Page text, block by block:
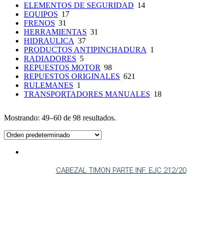
ELEMENTOS DE SEGURIDAD 14
EQUIPOS 17
FRENOS 31
HERRAMIENTAS 31
HIDRAULICA 37
PRODUCTOS ANTIPINCHADURA 1
RADIADORES 5
REPUESTOS MOTOR 98
REPUESTOS ORIGINALES 621
RULEMANES 1
TRANSPORTADORES MANUALES 18
Mostrando: 49–60 de 98 resultados.
CABEZAL TIMON PARTE INF. EJC 212/20